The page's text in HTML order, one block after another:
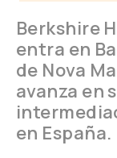
Berkshire
entra en
de Nova
avanza en
en España.